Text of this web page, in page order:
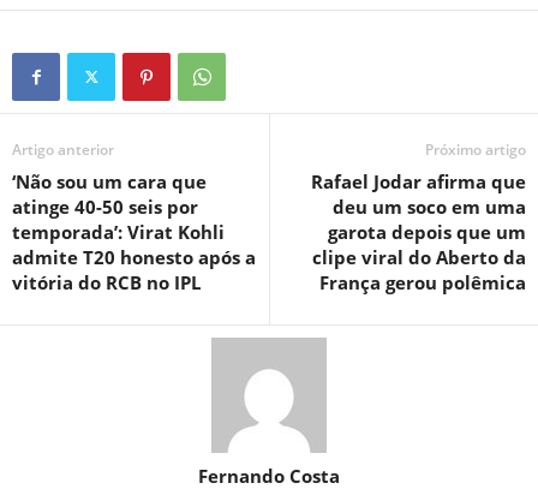
Artigo anterior
‘Não sou um cara que
atinge 40-50 seis por
temporada’: Virat Kohli
admite T20 honesto após a
vitória do RCB no IPL
Próximo artigo
Rafael Jodar afirma que
deu um soco em uma
garota depois que um
clipe viral do Aberto da
França gerou polêmica
Fernando Costa